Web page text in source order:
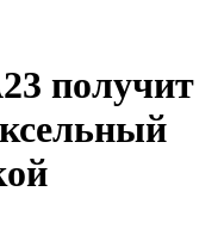
получит